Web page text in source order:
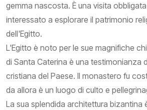
gemma nascosta. È una visita
interessato a esplorare il patrimonio
dell'Egitto.
L'Egitto è noto per le sue magnifiche
di Santa Caterina è una testimonianza
cristiana del Paese. Il monastero fu
da allora è un luogo di culto e
La sua splendida architettura bizantina